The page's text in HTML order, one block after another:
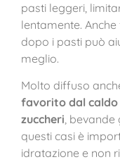
pasti leggeri,
lentamente.
dopo i pasti può
meglio.
Molto diffuso
favorito dal caldo
zuccheri, bevande
questi casi è
idratazione e non